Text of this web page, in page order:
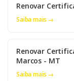
Renovar
Saiba mais →
Renovar
Marcos - MT
Saiba mais →